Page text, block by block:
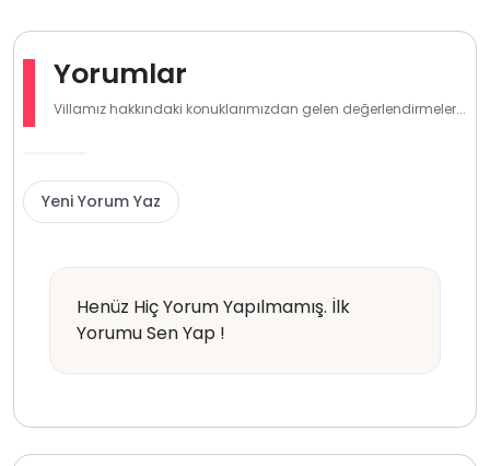
Yorumlar
Villamız hakkındaki konuklarımızdan gelen değerlendirmeler...
Yeni Yorum Yaz
Henüz Hiç Yorum Yapılmamış. İlk
Yorumu Sen Yap !